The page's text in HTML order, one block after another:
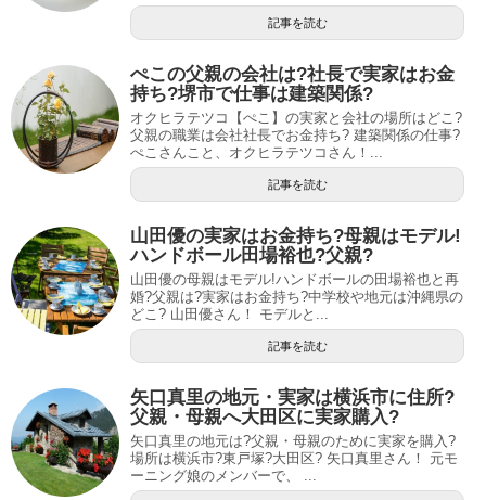
記事を読む
ぺこの父親の会社は?社長で実家はお金
持ち?堺市で仕事は建築関係?
オクヒラテツコ【ぺこ】の実家と会社の場所はどこ?
父親の職業は会社社長でお金持ち? 建築関係の仕事?
ぺこさんこと、オクヒラテツコさん！...
記事を読む
山田優の実家はお金持ち?母親はモデル!
ハンドボール田場裕也?父親?
山田優の母親はモデル!ハンドボールの田場裕也と再
婚?父親は?実家はお金持ち?中学校や地元は沖縄県の
どこ? 山田優さん！ モデルと...
記事を読む
矢口真里の地元・実家は横浜市に住所?
父親・母親へ大田区に実家購入?
矢口真里の地元は?父親・母親のために実家を購入?
場所は横浜市?東戸塚?大田区? 矢口真里さん！ 元モ
ーニング娘のメンバーで、 ...